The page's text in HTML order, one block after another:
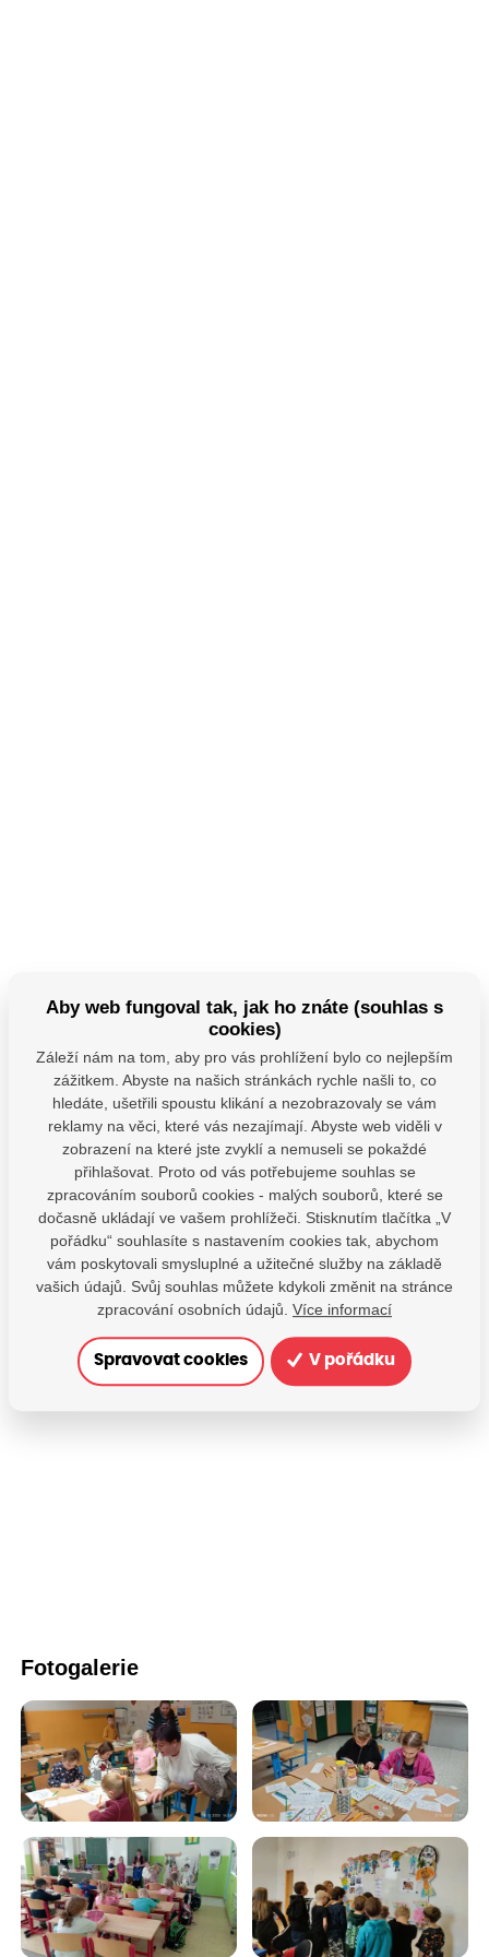
Fotogalerie
Aby web fungoval tak, jak ho znáte (souhlas s
cookies)
Záleží nám na tom, aby pro vás prohlížení bylo co nejlepším
zážitkem. Abyste na našich stránkách rychle našli to, co
hledáte, ušetřili spoustu klikání a nezobrazovaly se vám
reklamy na věci, které vás nezajímají. Abyste web viděli v
zobrazení na které jste zvyklí a nemuseli se pokaždé
přihlašovat. Proto od vás potřebujeme souhlas se
zpracováním souborů cookies - malých souborů, které se
dočasně ukládají ve vašem prohlížeči. Stisknutím tlačítka „V
pořádku“ souhlasíte s nastavením cookies tak, abychom
vám poskytovali smysluplné a užitečné služby na základě
vašich údajů. Svůj souhlas můžete kdykoli změnit na stránce
zpracování osobních údajů. Více informací
Spravovat cookies V pořádku